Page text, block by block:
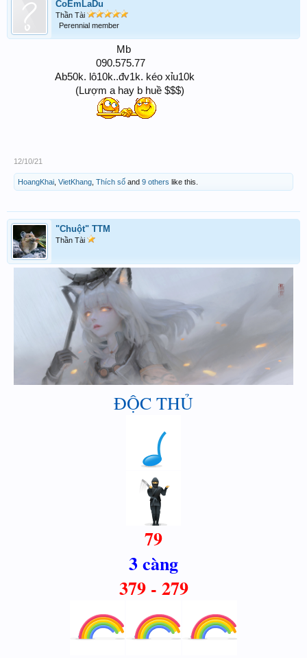
CoEmLaDu
Thần Tài
Perennial member
Mb ​
090.575.77 ​
Ab50k. lô10k..đv1k. kéo xỉu10k
(Lượm a hay b huề $$$)
12/10/21
HoangKhai VietKhang Thích số and 9 others like this.
"Chuột" TTM
Thần Tài
ĐỘC THỦ
79
3 càng
379 - 279